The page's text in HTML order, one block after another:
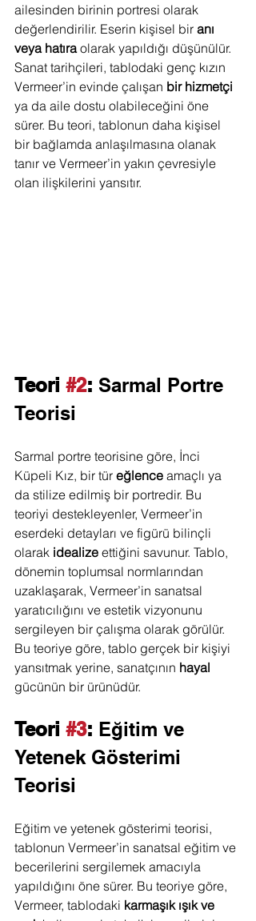
ailesinden birinin portresi olarak
değerlendirilir. Eserin kişisel bir anı
veya hatıra olarak yapıldığı düşünülür.
Sanat tarihçileri, tablodaki genç kızın
Vermeer’in evinde çalışan bir hizmetçi
ya da aile dostu olabileceğini öne
sürer. Bu teori, tablonun daha kişisel
bir bağlamda anlaşılmasına olanak
tanır ve Vermeer’in yakın çevresiyle
olan ilişkilerini yansıtır.
Teori #2: Sarmal Portre
Teorisi
Sarmal portre teorisine göre, İnci
Küpeli Kız, bir tür eğlence amaçlı ya
da stilize edilmiş bir portredir. Bu
teoriyi destekleyenler, Vermeer’in
eserdeki detayları ve figürü bilinçli
olarak idealize ettiğini savunur. Tablo,
dönemin toplumsal normlarından
uzaklaşarak, Vermeer’in sanatsal
yaratıcılığını ve estetik vizyonunu
sergileyen bir çalışma olarak görülür.
Bu teoriye göre, tablo gerçek bir kişiyi
yansıtmak yerine, sanatçının hayal
gücünün bir ürünüdür.
Teori #3: Eğitim ve
Yetenek Gösterimi
Teorisi
Eğitim ve yetenek gösterimi teorisi,
tablonun Vermeer’in sanatsal eğitim ve
becerilerini sergilemek amacıyla
yapıldığını öne sürer. Bu teoriye göre,
Vermeer, tablodaki karmaşık ışık ve